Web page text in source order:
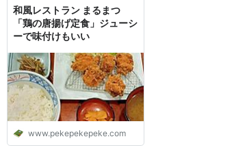
和風レストラン まるまつ
「鶏の唐揚げ定食」ジューシ
ーで味付けもいい
www.pekepekepeke.com